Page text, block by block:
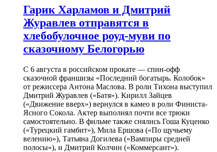
Гарик Харламов и Дмитрий
Журавлев отправятся в
хлебобулочное роуд-муви по
сказочному Белогорью
С 6 августа в российском прокате — спин-офф
сказочной франшизы «Последний богатырь. Колобок»
от режиссера Антона Маслова. В роли Тихона выступил
Дмитрий Журавлев («Батя»). Кирилл Зайцев
(«Движение вверх») вернулся в камео в роли Финиста-
Ясного Сокола. Актер выполнял почти все трюки
самостоятельно. В фильме также снялись Гоша Куценко
(«Турецкий гамбит»), Мила Ершова («По щучьему
велению»), Татьяна Догилева («Вампиры средней
полосы»), и Дмитрий Колчин («Коммерсант»).